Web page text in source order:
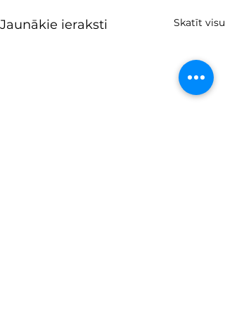
Jaunākie ieraksti Skatīt visu